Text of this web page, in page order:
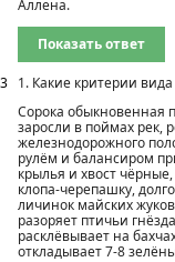
Аллена.
Показать ответ
3
1. Какие критерии
Сорока обыкновенная
заросли в поймах рек,
железнодорожного
рулём и балансиром
крылья и хвост
клопа-черепашку,
личинок майских
разоряет птичьи
расклёвывает на
откладывает 7-8